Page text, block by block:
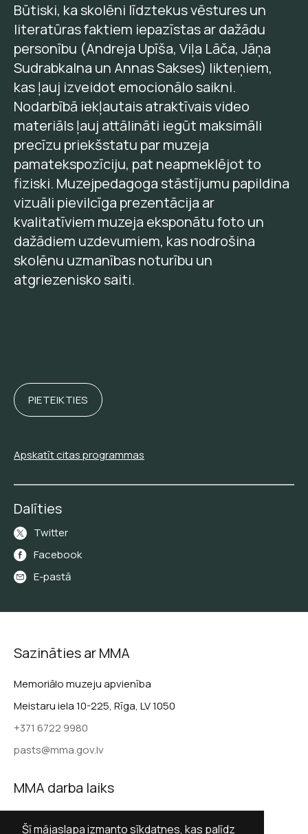
Šī mājaslapa izmanto sīkdatnes, kas palīdz
Būtiski, ka skolēni līdztekus vēstures un
literatūras faktiem iepazīstas ar dažādu
personību (Andreja Upīša, Viļa Lāča, Jāņa
Sudrabkalna un Annas Sakses) likteņiem,
kas ļauj izveidot emocionālo saikni.
Nodarbībā iekļautais atraktīvais video
materiāls ļauj attālināti iegūt maksimāli
precīzu priekšstatu par muzeja
pamatekspozīciju, pat neapmeklējot to
fiziski. Muzejpedagoga stāstījumu papildina
vizuāli pievilcīga prezentācija ar
kvalitatīviem muzeja eksponātu foto un
dažādiem uzdevumiem, kas nodrošina
skolēnu uzmanības noturību un
atgriezenisko saiti.
PIETEIKTIES
Apskatīt citas programmas
Dalīties
Twitter
Facebook
E-pastā
Sazināties ar MMA
Memoriālo muzeju apvienība
Meistaru iela 10-225, Rīga, LV 1050
+371 6722 9980
pasts@mma.gov.lv
MMA darba laiks